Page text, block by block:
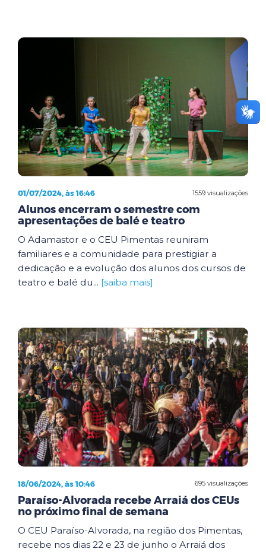
1559 visualizações
01/07/2024, às 16:46
Alunos encerram o semestre com
apresentações de balé e teatro
O Adamastor e o CEU Pimentas reuniram
familiares e a comunidade para prestigiar a
dedicação e a evolução dos alunos dos cursos de
teatro e balé du... [saiba mais]
695 visualizações
18/06/2024, às 10:46
Paraíso-Alvorada recebe Arraiá dos CEUs
no próximo final de semana
O CEU Paraíso-Alvorada, na região dos Pimentas,
recebe nos dias 22 e 23 de junho o Arraiá dos